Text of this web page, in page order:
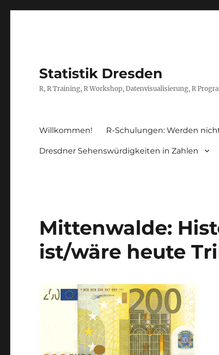
Statistik Dresden
R, R Training, R Workshop, Datenvisualisierung, R
Willkommen! R-Schulungen: Werden
Dresdner Sehenswürdigkeiten in Zahlen
Mittenwalde:
ist/wäre heute